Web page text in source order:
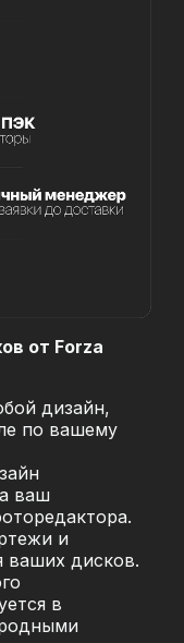
от Forza
дизайн,
по вашему
ваш
и
ваших дисков.
в